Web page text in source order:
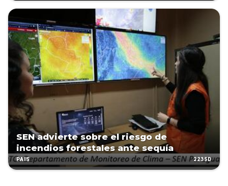
SEN advierte sobre el riesgo de
incendios forestales ante sequía
PAÍS 2235D